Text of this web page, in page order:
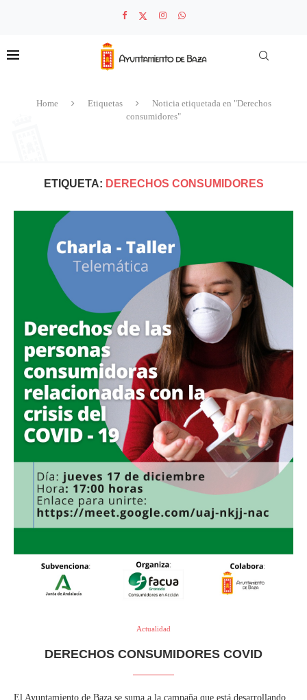
Home Etiquetas
Noticia etiquetada en "Derechos
consumidores"
ETIQUETA: DERECHOS CONSUMIDORES
Actualidad
DERECHOS CONSUMIDORES COVID
El Ayuntamiento de Baza se suma a la campaña que está desarrollando